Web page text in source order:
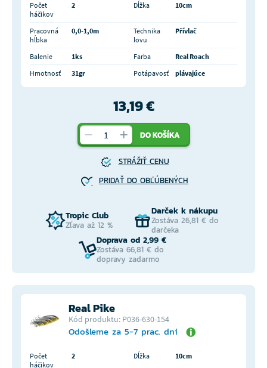
Počet
háčikov
2 Dĺžka 10cm
Pracovná
hĺbka
0,0-1,0m
Technika
lovu
Přívlač
Balenie 1ks Farba
Real Roach
Hmotnosť
31gr Potápavosť plávajúce
13,19 €
DO KOŠÍKA
STRÁŽIŤ CENU
PRIDAŤ DO OBĽÚBENÝCH
Tropic Club
Zľava až 12 %
Darček k nákupu
Zostáva 26,81 € do
darčeka
Doprava od 2,99 €
Zostáva 66,81 € do
dopravy zadarmo
Real Pike
Kód produktu: P036-630-154
Odošleme za 5-7 prac. dní
Počet
háčikov
2 Dĺžka 10cm